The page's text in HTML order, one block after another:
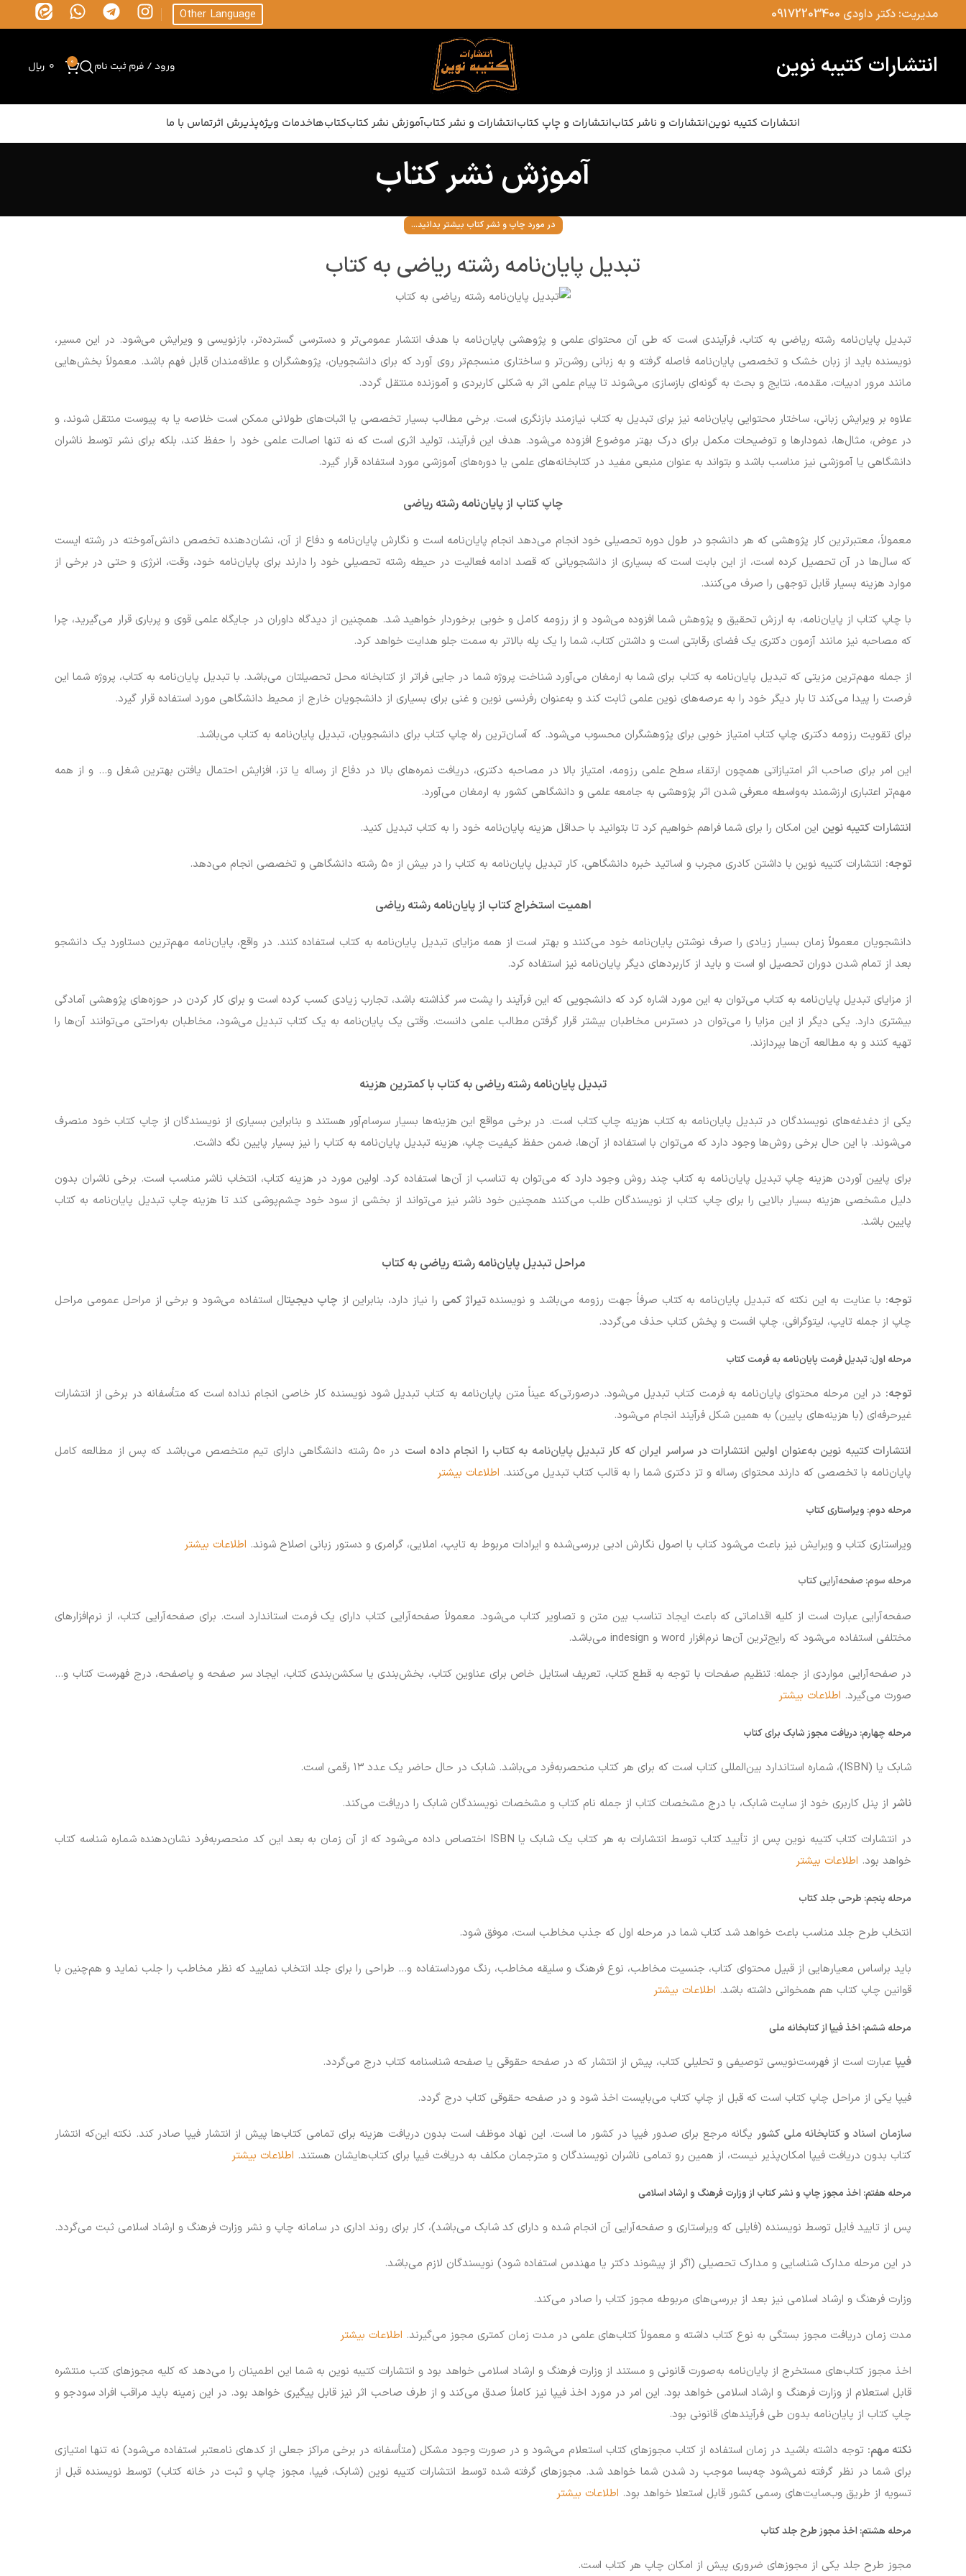
مدیریت: دکتر داودی 09172203400
Other Language
انتشارات کتیبه نوین ورود / فرم ثبت نام 0 ریال 0
انتشارات کتیبه نوینانتشارات و ناشر کتابانتشارات و چاپ کتابانتشارات و نشر کتابآموزش نشر کتابکتاب‌هاخدمات ویژهپذیرش اثرتماس با ما
آموزش نشر کتاب
در مورد چاپ و نشر کتاب بیشتر بدانید...
تبدیل پایان‌نامه رشته ریاضی به کتاب
تبدیل پایان‌نامه رشته ریاضی به کتاب، فرآیندی است که طی آن محتوای علمی و پژوهشی پایان‌نامه با هدف انتشار عمومی‌تر و دسترسی گسترده‌تر، بازنویسی و ویرایش می‌شود. در این مسیر،
نویسنده باید از زبان خشک و تخصصی پایان‌نامه فاصله گرفته و به زبانی روشن‌تر و ساختاری منسجم‌تر روی آورد که برای دانشجویان، پژوهشگران و علاقه‌مندان قابل فهم باشد. معمولاً بخش‌هایی
مانند مرور ادبیات، مقدمه، نتایج و بحث به گونه‌ای بازسازی می‌شوند تا پیام علمی اثر به شکلی کاربردی و آموزنده منتقل گردد.
علاوه بر ویرایش زبانی، ساختار محتوایی پایان‌نامه نیز برای تبدیل به کتاب نیازمند بازنگری است. برخی مطالب بسیار تخصصی یا اثبات‌های طولانی ممکن است خلاصه یا به پیوست منتقل شوند، و
در عوض، مثال‌ها، نمودارها و توضیحات مکمل برای درک بهتر موضوع افزوده می‌شود. هدف این فرآیند، تولید اثری است که نه تنها اصالت علمی خود را حفظ کند، بلکه برای نشر توسط ناشران
دانشگاهی یا آموزشی نیز مناسب باشد و بتواند به عنوان منبعی مفید در کتابخانه‌های علمی یا دوره‌های آموزشی مورد استفاده قرار گیرد.
چاپ کتاب از پایان‌نامه رشته ریاضی
معمولاً، معتبرترین کار پژوهشی که هر دانشجو در طول دوره تحصیلی خود انجام می‌دهد انجام پایان‌نامه است و نگارش پایان‌نامه و دفاع از آن، نشان‌دهنده تخصص دانش‌آموخته در رشته ایست
که سال‌ها در آن تحصیل کرده است، از این بابت است که بسیاری از دانشجویانی که قصد ادامه فعالیت در حیطه رشته تحصیلی خود را دارند برای پایان‌نامه خود، وقت، انرژی و حتی در برخی از
موارد هزینه بسیار قابل توجهی را صرف می‌کنند.
با چاپ کتاب از پایان‌نامه، به ارزش تحقیق و پژوهش شما افزوده می‌شود و از رزومه کامل و خوبی برخوردار خواهید شد. همچنین از دیدگاه داوران در جایگاه علمی قوی و پرباری قرار می‌گیرید، چرا
که مصاحبه نیز مانند آزمون دکتری یک فضای رقابتی است و داشتن کتاب، شما را یک پله بالاتر به سمت جلو هدایت خواهد کرد.
از جمله مهم‌ترین مزیتی که تبدیل پایان‌نامه به کتاب برای شما به ارمغان می‌آورد شناخت پروژه شما در جایی فراتر از کتابخانه محل تحصیلتان می‌باشد. با تبدیل پایان‌نامه به کتاب، پروژه شما این
فرصت را پیدا می‌کند تا بار دیگر خود را به عرصه‌های نوین علمی ثابت کند و به‌عنوان رفرنسی نوین و غنی برای بسیاری از دانشجویان خارج از محیط دانشگاهی مورد استفاده قرار گیرد.
برای تقویت رزومه دکتری چاپ کتاب امتیاز خوبی برای پژوهشگران محسوب می‌شود. که آسان‌ترین راه چاپ کتاب برای دانشجویان، تبدیل پایان‌نامه به کتاب می‌باشد.
این امر برای صاحب اثر امتیازاتی همچون ارتقاء سطح علمی رزومه، امتیاز بالا در مصاحبه دکتری، دریافت نمره‌های بالا در دفاع از رساله یا تز، افزایش احتمال یافتن بهترین شغل و… و از همه
مهم‌تر اعتباری ارزشمند به‌واسطه معرفی شدن اثر پژوهشی به جامعه علمی و دانشگاهی کشور به ارمغان می‌آورد.
انتشارات کتیبه نوین این امکان را برای شما فراهم خواهیم کرد تا بتوانید با حداقل هزینه پایان‌نامه خود را به کتاب تبدیل کنید.
توجه: انتشارات کتیبه نوین با داشتن کادری مجرب و اساتید خبره دانشگاهی، کار تبدیل پایان‌نامه به کتاب را در بیش از ۵۰ رشته دانشگاهی و تخصصی انجام می‌دهد.
اهمیت استخراج کتاب از پایان‌نامه رشته ریاضی
دانشجویان معمولاً زمان بسیار زیادی را صرف نوشتن پایان‌نامه خود می‌کنند و بهتر است از همه مزایای تبدیل پایان‌نامه به کتاب استفاده کنند. در واقع، پایان‌نامه مهم‌ترین دستاورد یک دانشجو
بعد از تمام شدن دوران تحصیل او است و باید از کاربردهای دیگر پایان‌نامه نیز استفاده کرد.
از مزایای تبدیل پایان‌نامه به کتاب می‌توان به این مورد اشاره کرد که دانشجویی که این فرآیند را پشت سر گذاشته باشد، تجارب زیادی کسب کرده است و برای کار کردن در حوزه‌های پژوهشی آمادگی
بیشتری دارد. یکی دیگر از این مزایا را می‌توان در دسترس مخاطبان بیشتر قرار گرفتن مطالب علمی دانست. وقتی یک پایان‌نامه به یک کتاب تبدیل می‌شود، مخاطبان به‌راحتی می‌توانند آن‌ها را
تهیه کنند و به مطالعه آن‌ها بپردازند.
تبدیل پایان‌نامه رشته ریاضی به کتاب با کمترین هزینه
یکی از دغدغه‌های نویسندگان در تبدیل پایان‌نامه به کتاب هزینه چاپ کتاب است. در برخی مواقع این هزینه‌ها بسیار سرسام‌آور هستند و بنابراین بسیاری از نویسندگان از چاپ کتاب خود منصرف
می‌شوند. با این حال برخی روش‌ها وجود دارد که می‌توان با استفاده از آن‌ها، ضمن حفظ کیفیت چاپ، هزینه تبدیل پایان‌نامه به کتاب را نیز بسیار پایین نگه داشت.
برای پایین آوردن هزینه چاپ تبدیل پایان‌نامه به کتاب چند روش وجود دارد که می‌توان به تناسب از آن‌ها استفاده کرد. اولین مورد در هزینه کتاب، انتخاب ناشر مناسب است. برخی ناشران بدون
دلیل مشخصی هزینه بسیار بالایی را برای چاپ کتاب از نویسندگان طلب می‌کنند همچنین خود ناشر نیز می‌تواند از بخشی از سود خود چشم‌پوشی کند تا هزینه چاپ تبدیل پایان‌نامه به کتاب
پایین باشد.
مراحل تبدیل پایان‌نامه رشته ریاضی به کتاب
توجه: با عنایت به این نکته که تبدیل پایان‌نامه به کتاب صرفاً جهت رزومه می‌باشد و نویسندهتیراژ کمی را نیاز دارد، بنابراین از چاپ دیجیتال استفاده می‌شود و برخی از مراحل عمومی مراحل
چاپ از جمله تایپ، لیتوگرافی، چاپ افست و پخش کتاب حذف می‌گردد.
مرحله اول: تبدیل فرمت پایان‌نامه به فرمت کتاب
توجه: در این مرحله محتوای پایان‌نامه به فرمت کتاب تبدیل می‌شود. درصورتی‌که عیناً متن پایان‌نامه به کتاب تبدیل شود نویسنده کار خاصی انجام نداده است که متأسفانه در برخی از انتشارات
غیرحرفه‌ای (با هزینه‌های پایین) به همین شکل فرآیند انجام می‌شود.
انتشارات کتیبه نوین به‌عنوان اولین انتشارات در سراسر ایران که کار تبدیل پایان‌نامه به کتاب را انجام داده است
در ۵۰ رشته دانشگاهی دارای تیم متخصص می‌باشد که پس از مطالعه کامل
پایان‌نامه با تخصصی که دارند محتوای رساله و تز دکتری شما را به قالب کتاب تبدیل می‌کنند. اطلاعات بیشتر
مرحله دوم: ویراستاری کتاب
ویراستاری کتاب و ویرایش نیز باعث می‌شود کتاب با اصول نگارش ادبی بررسی‌شده و ایرادات مربوط به تایپ، املایی، گرامری و دستور زبانی اصلاح شوند. اطلاعات بیشتر
مرحله سوم: صفحه‌آرایی کتاب
صفحه‌آرایی عبارت است از کلیه اقداماتی که باعث ایجاد تناسب بین متن و تصاویر کتاب می‌شود. معمولاً صفحه‌آرایی کتاب دارای یک فرمت استاندارد است. برای صفحه‌آرایی کتاب، از نرم‌افزارهای
مختلفی استفاده می‌شود که رایج‌ترین آن‌ها نرم‌افزار word و indesign می‌باشد.
در صفحه‌آرایی مواردی از جمله: تنظیم صفحات با توجه به قطع کتاب، تعریف استایل خاص برای عناوین کتاب، بخش‌بندی یا سکشن‌بندی کتاب، ایجاد سر صفحه و پاصفحه، درج فهرست کتاب و…
صورت می‌گیرد. اطلاعات بیشتر
مرحله چهارم: دریافت مجوز شابک برای کتاب
شابک یا (ISBN)، شماره استاندارد بین‌المللی کتاب است که برای هر کتاب منحصربه‌فرد می‌باشد. شابک در حال حاضر یک عدد ۱۳ رقمی است.
ناشر از پنل کاربری خود از سایت شابک، با درج مشخصات کتاب از جمله نام کتاب و مشخصات نویسندگان شابک را دریافت می‌کند.
در انتشارات کتاب کتیبه نوین پس از تأیید کتاب توسط انتشارات به هر کتاب یک شابک یا ISBN اختصاص داده می‌شود که از آن زمان به بعد این کد منحصربه‌فرد نشان‌دهنده شماره شناسه کتاب
خواهد بود. اطلاعات بیشتر
مرحله پنجم: طرحی جلد کتاب
انتخاب طرح جلد مناسب باعث خواهد شد کتاب شما در مرحله اول که جذب مخاطب است، موفق شود.
باید براساس معیارهایی از قبیل محتوای کتاب، جنسیت مخاطب، نوع فرهنگ و سلیقه مخاطب، رنگ مورداستفاده و… طراحی را برای جلد انتخاب نمایید که نظر مخاطب را جلب نماید و هم‌چنین با
قوانین چاپ کتاب هم همخوانی داشته باشد. اطلاعات بیشتر
مرحله ششم: اخذ فیپا از کتابخانه ملی
فیپا عبارت است از فهرست‌نویسی توصیفی و تحلیلی کتاب، پیش از انتشار که در صفحه حقوقی یا صفحه شناسنامه کتاب درج می‌گردد.
فیپا یکی از مراحل چاپ کتاب است که قبل از چاپ کتاب می‌بایست اخذ شود و در صفحه حقوقی کتاب درج گردد.
سازمان اسناد و کتابخانه ملی کشور یگانه مرجع برای صدور فیپا در کشور ما است. این نهاد موظف است بدون دریافت هزینه برای تمامی کتاب‌ها پیش از انتشار فیپا صادر کند. نکته این‌که انتشار
کتاب بدون دریافت فیپا امکان‌پذیر نیست، از همین رو تمامی ناشران نویسندگان و مترجمان مکلف به دریافت فیپا برای کتاب‌هایشان هستند. اطلاعات بیشتر
مرحله هفتم: اخذ مجوز چاپ و نشر کتاب از وزارت فرهنگ و ارشاد اسلامی
پس از تایید فایل توسط نویسنده (فایلی که ویراستاری و صفحه‌آرایی آن انجام شده و دارای کد شابک می‌باشد)، کار برای روند اداری در سامانه چاپ و نشر وزارت فرهنگ و ارشاد اسلامی ثبت می‌گردد.
در این مرحله مدارک شناسایی و مدارک تحصیلی (اگر از پیشوند دکتر یا مهندس استفاده شود) نویسندگان لازم می‌باشد.
وزارت فرهنگ و ارشاد اسلامی نیز بعد از بررسی‌های مربوطه مجوز کتاب را صادر می‌کند.
مدت زمان دریافت مجوز بستگی به نوع کتاب داشته و معمولاً کتاب‌های علمی در مدت زمان کمتری مجوز می‌گیرند. اطلاعات بیشتر
اخذ مجوز کتاب‌های مستخرج از پایان‌نامه به‌صورت قانونی و مستند از وزارت فرهنگ و ارشاد اسلامی خواهد بود و انتشارات کتیبه نوین به شما این اطمینان را می‌دهد که کلیه مجوزهای کتب منتشره
قابل استعلام از وزارت فرهنگ و ارشاد اسلامی خواهد بود. این امر در مورد اخذ فیپا نیز کاملاً صدق می‌کند و از طرف صاحب اثر نیز قابل پیگیری خواهد بود. در این زمینه باید مراقب افراد سودجو و
چاپ کتاب از پایان‌نامه بدون طی فرآیندهای قانونی بود.
نکته مهم: توجه داشته باشید در زمان استفاده از کتاب مجوزهای کتاب استعلام می‌شود و در صورت وجود مشکل (متأسفانه در برخی مراکز جعلی از کدهای نامعتبر استفاده می‌شود) نه تنها امتیازی
برای شما در نظر گرفته نمی‌شود چه‌بسا موجب رد شدن شما خواهد شد. مجوزهای گرفته شده توسط انتشارات کتیبه نوین (شابک، فیپا، مجوز چاپ و ثبت در خانه کتاب) توسط نویسنده قبل از
تسویه از طریق وب‌سایت‌های رسمی کشور قابل استعلا خواهد بود. اطلاعات بیشتر
مرحله هشتم: اخذ مجوز طرح جلد کتاب
مجوز طرح جلد یکی از مجوزهای ضروری پیش از امکان چاپ هر کتاب است.